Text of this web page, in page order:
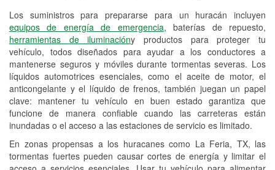
Los suministros para prepararse para un huracán incluyen
equipos de energía de emergencia, baterías de repuesto,
herramientas de iluminacióny productos para proteger tu
vehículo, todos diseñados para ayudar a los conductores a
mantenerse seguros y móviles durante tormentas severas. Los
líquidos automotrices esenciales, como el aceite de motor, el
anticongelante y el líquido de frenos, también juegan un papel
clave: mantener tu vehículo en buen estado garantiza que
funcione de manera confiable cuando las carreteras están
inundadas o el acceso a las estaciones de servicio es limitado.
En zonas propensas a los huracanes como La Feria, TX, las
tormentas fuertes pueden causar cortes de energía y limitar el
Reciclaje de baterías y aceite
Instalación de bombillas de faros
Instalación de limpiaparabrisas
Programa de Préstamo de
Herramientas
Rectificación de tambores y discos de
freno
Mangueras hidráulicas a la medida